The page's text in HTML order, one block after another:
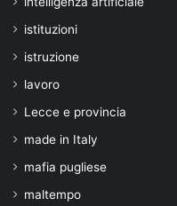
istituzioni
istruzione
lavoro
Lecce e provincia
made in Italy
mafia pugliese
maltempo